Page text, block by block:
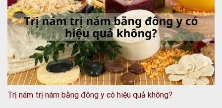
Trị nám trị nám bằng đông y có hiệu quả không?